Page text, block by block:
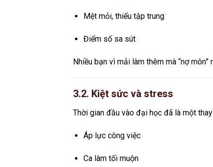
Mệt mỏi, thiếu tập trung
Điểm số sa sút
Nhiều bạn vì mải làm thêm mà “nợ môn”
3.2. Kiệt sức và stress
Thời gian đầu vào đại học đã là một
Áp lực công việc
Ca làm tối muộn